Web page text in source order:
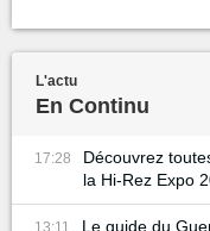
L'actu
En Continu
17:28
Découvrez
la Hi-Rez Expo
13:11 Le guide du